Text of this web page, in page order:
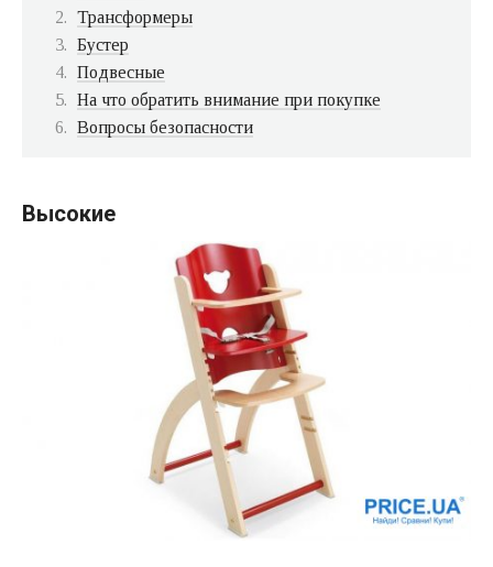
Трансформеры
Бустер
Подвесные
На что обратить внимание при покупке
Вопросы безопасности
Высокие